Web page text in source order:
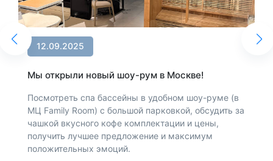
12.09.2025
Мы открыли новый шоу-рум в Москве!
Посмотреть спа бассейны в удобном шоу-руме (в
МЦ Family Room) с большой парковкой, обсудить за
чашкой вкусного кофе комплектации и цены,
получить лучшее предложение и максимум
положительных эмоций.